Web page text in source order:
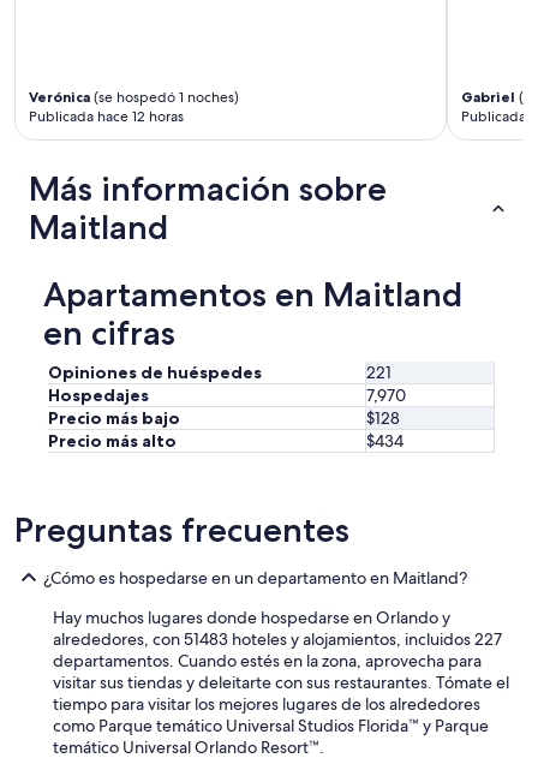
Verónica (se hospedó 1 noches)
Publicada hace 12 horas
Gabriel
Publicada
Más información sobre
Maitland
Apartamentos en Maitland
en cifras
Opiniones de huéspedes
221
Hospedajes
7,970
Precio más bajo
$128
Precio más alto
$434
Preguntas frecuentes
¿Cómo es hospedarse en un departamento en Maitland?
Hay muchos lugares donde hospedarse en Orlando y
alrededores, con 51483 hoteles y alojamientos, incluidos 227
departamentos. Cuando estés en la zona, aprovecha para
visitar sus tiendas y deleitarte con sus restaurantes. Tómate el
tiempo para visitar los mejores lugares de los alrededores
como Parque temático Universal Studios Florida™ y Parque
temático Universal Orlando Resort™.